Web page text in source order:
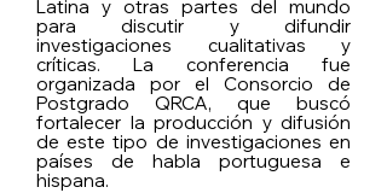
Latina y otras partes del mundo
para discutir y difundir
investigaciones cualitativas y
críticas. La conferencia fue
organizada por el Consorcio de
Postgrado QRCA, que buscó
fortalecer la producción y difusión
de este tipo de investigaciones en
países de habla portuguesa e
hispana.